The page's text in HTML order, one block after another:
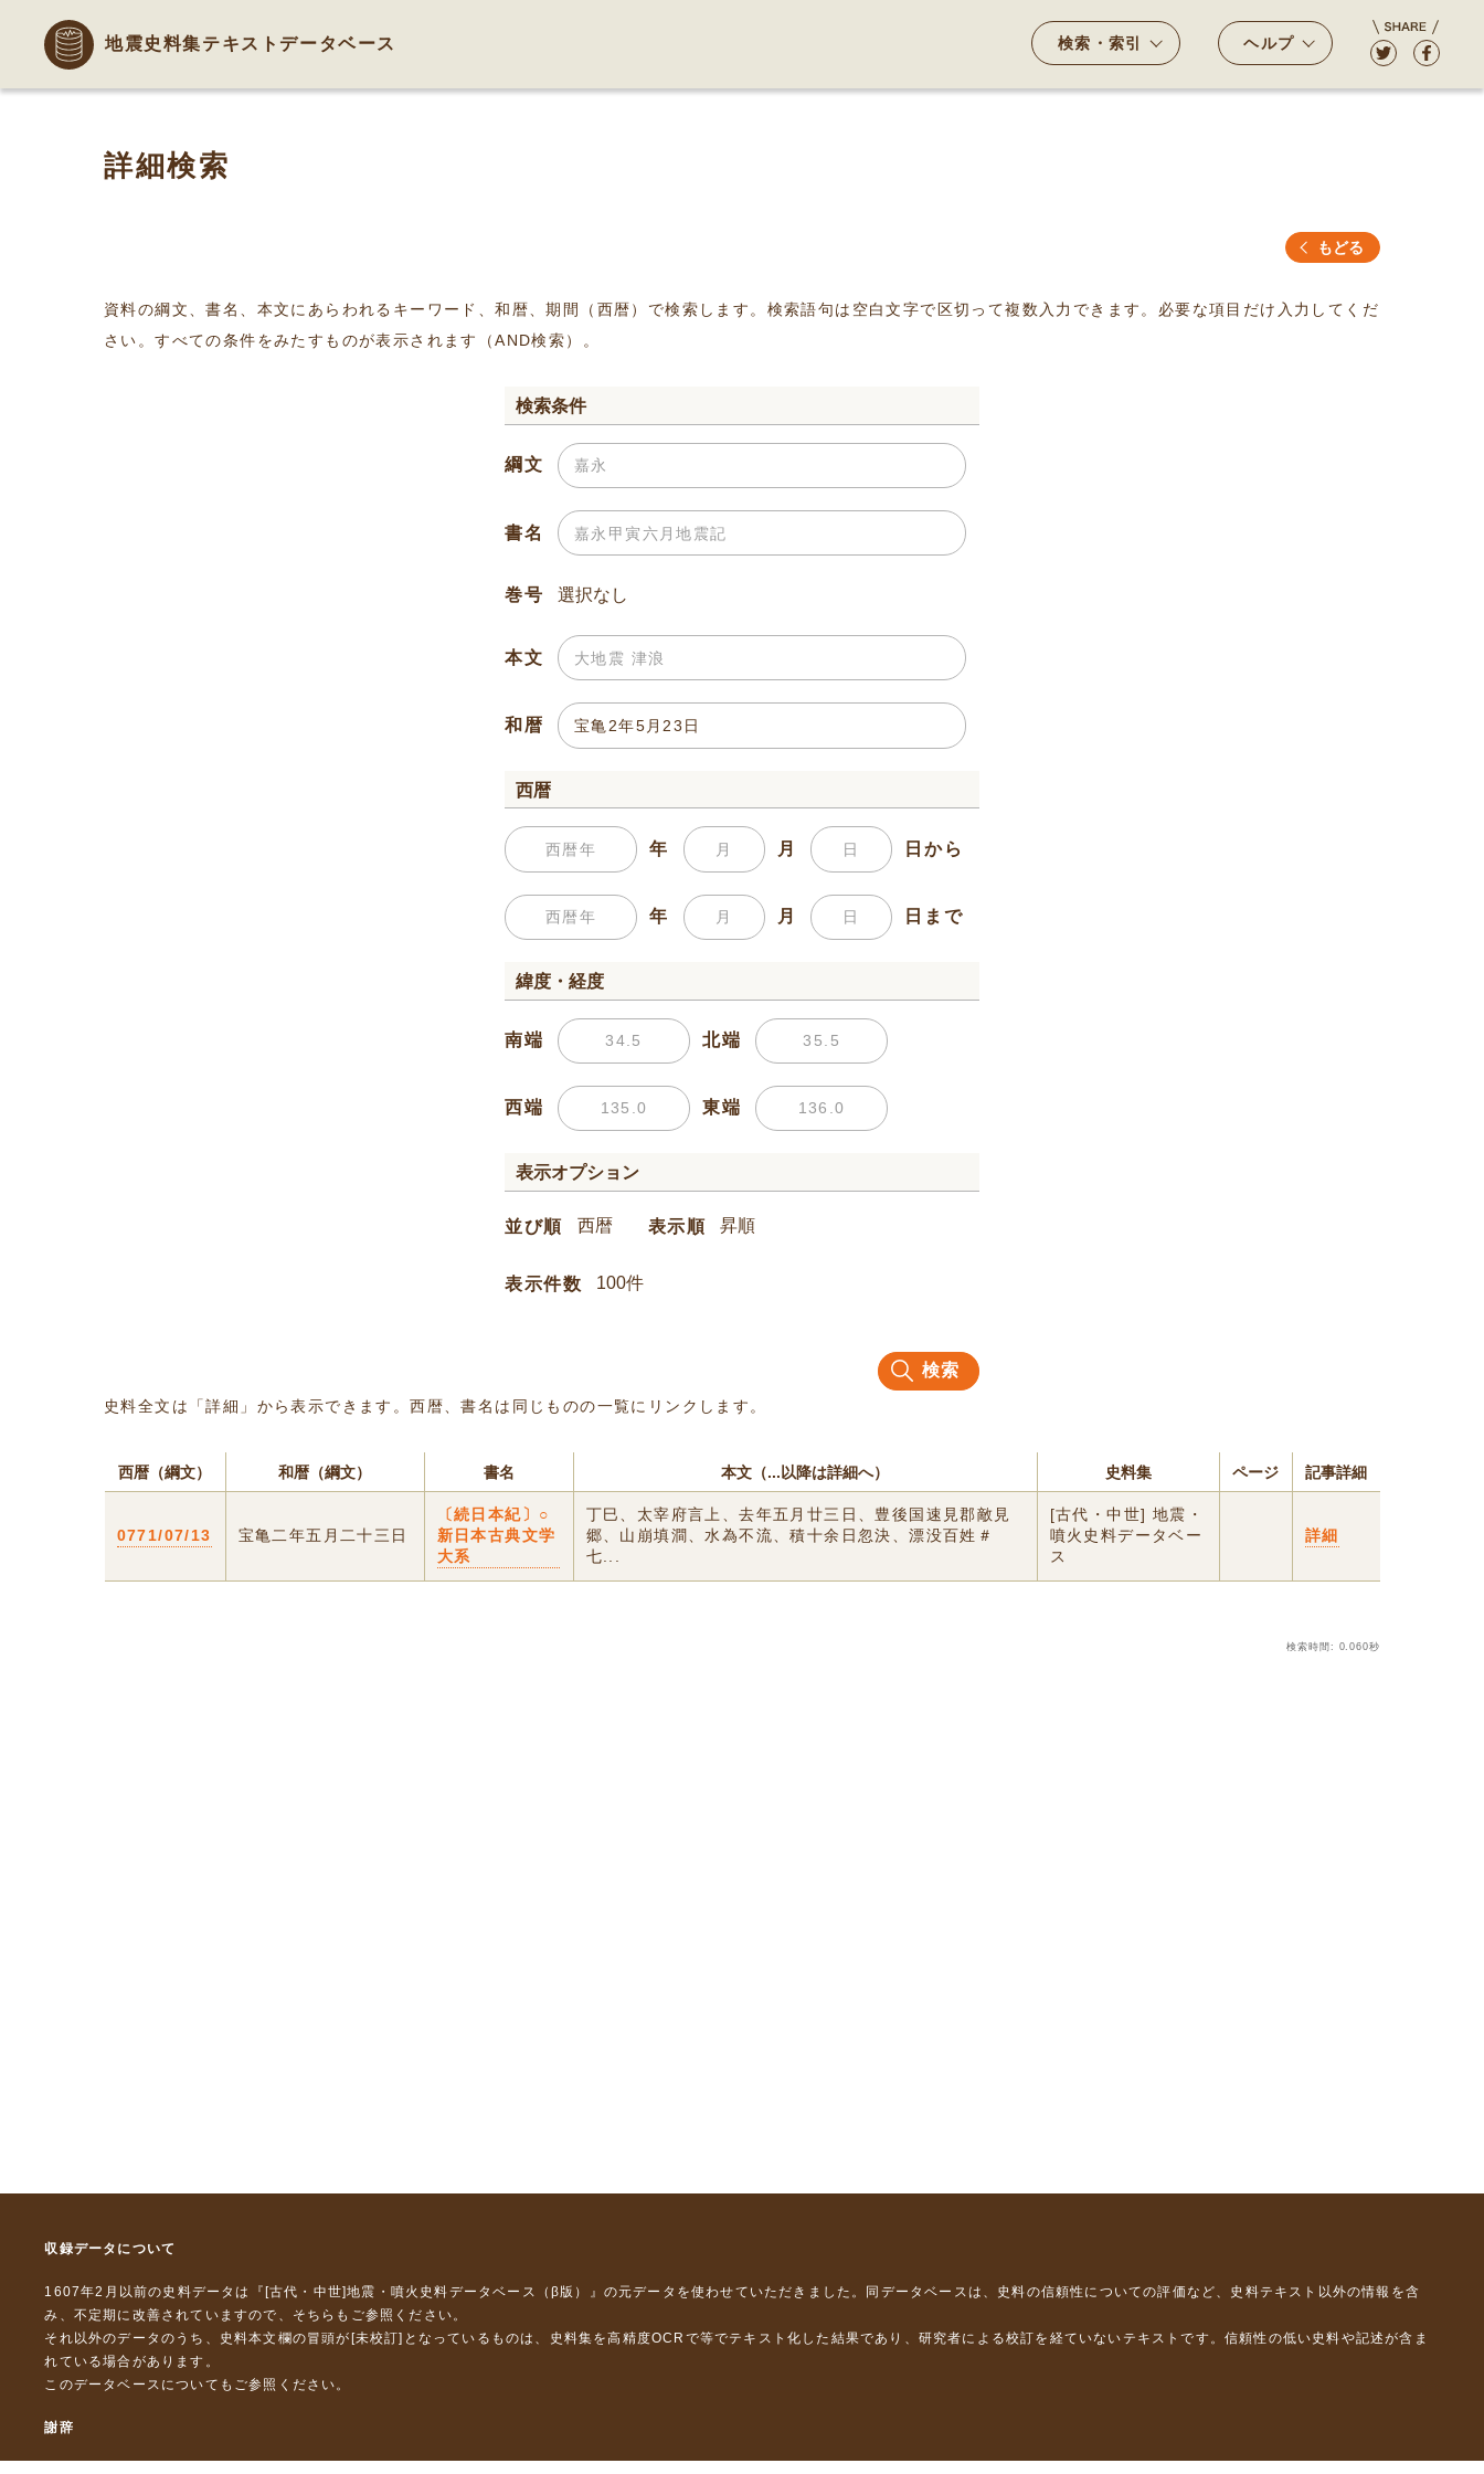
地震史料集テキストデータベース 検索・索引 ヘルプ
詳細検索
もどる
資料の綱文、書名、本文にあらわれるキーワード、和暦、期間（西暦）で検索します。検索語句は空白文字で区切って複数入力できます。必要な項目だけ入力してくだ
さい。すべての条件をみたすものが表示されます（AND検索）。
検索条件
綱文
書名
巻号
本文
和暦
西暦
年 月 日から
年 月 日まで
緯度・経度
南端 北端
西端 東端
表示オプション
並び順 表示順
表示件数
検索
史料全文は「詳細」から表示できます。西暦、書名は同じものの一覧にリンクします。
西暦（綱文） 和暦（綱文） 書名 本文（...以降は詳細へ） 史料集 ページ 記事詳細
0771/07/13 宝亀二年五月二十三日
〔続日本紀〕○
新日本古典文学
大系
丁巳、太宰府言上、去年五月廿三日、豊後国速見郡敵見
郷、山崩填澗、水為不流、積十余日忽決、漂没百姓＃
七...
[古代・中世] 地震・
噴火史料データベー
ス
詳細
検索時間: 0.060秒
収録データについて
1607年2月以前の史料データは『 [古代・中世]地震・噴火史料データベース（β版）』 の元データを使わせていただきました。同データベースは、史料の信頼性についての評価など、史料テキスト以外の情報を含
み、不定期に改善されていますので、 そちら もご参照ください。
それ以外のデータのうち、史料本文欄の冒頭が[未校訂]となっているものは、史料集を高精度OCRで等でテキスト化した結果であり、研究者による校訂を経ていないテキストです。信頼性の低い史料や記述が含ま
れている場合があります。
このデータベースについて もご参照ください。
謝辞